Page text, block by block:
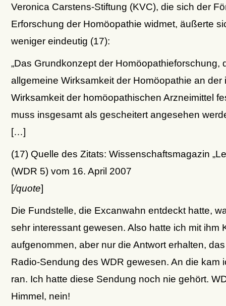
Veronica Carstens-Stiftung (KVC), die sich der
Erforschung der Homöopathie widmet, äußerte
weniger eindeutig (17):
„Das Grundkonzept der Homöopathieforschung,
allgemeine Wirksamkeit der Homöopathie an der
Wirksamkeit der homöopathischen Arzneimittel
muss insgesamt als gescheitert angesehen
[…]
(17) Quelle des Zitats: Wissenschaftsmagazin
(WDR 5) vom 16. April 2007
[/quote]
Die Fundstelle, die Excanwahn entdeckt hatte,
sehr interessant gewesen. Also hatte ich mit ihm
aufgenommen, aber nur die Antwort erhalten,
Radio-Sendung des WDR gewesen. An die kam
ran. Ich hatte diese Sendung noch nie gehört.
Himmel, nein!